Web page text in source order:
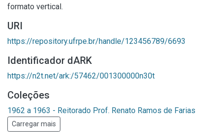
formato vertical.
URI
https://repository.ufrpe.br/handle/123456789/6693
Identificador dARK
https://n2t.net/ark:/57462/001300000n30t
Coleções
1962 a 1963 - Reitorado Prof. Renato Ramos de Farias
Carregar mais